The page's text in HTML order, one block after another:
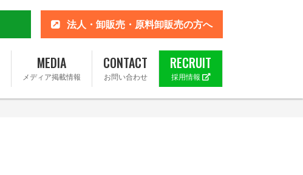
法人・卸販売・原料卸販売の方へ
MEDIA
メディア掲載情報
CONTACT
お問い合わせ
RECRUIT
採用情報